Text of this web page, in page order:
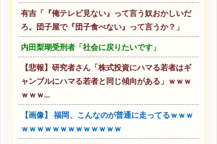
有吉「『俺テレビ見ない』って言う奴おかしいだ
ろ。団子屋で『団子食べない』って言うか？」
内田梨瑚受刑者「社会に戻りたいです」
【悲報】研究者さん「株式投資にハマる若者はギ
ャンブルにハマる若者と同じ傾向がある」ｗｗｗ
ｗｗｗ...
【画像】 福岡、こんなのが普通に走ってるｗｗｗ
ｗｗｗｗｗｗｗｗｗｗｗｗｗ